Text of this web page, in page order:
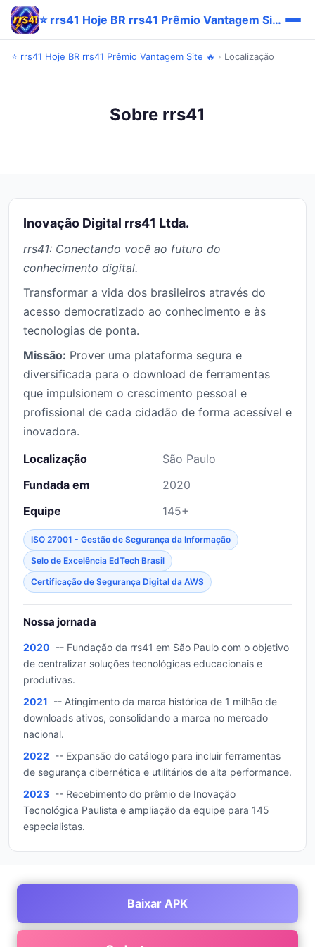
⭐ rrs41 Hoje BR rrs41 Prêmio Vantagem Site 🔥
⭐ rrs41 Hoje BR rrs41 Prêmio Vantagem Site 🔥 › Localização
Sobre rrs41
Inovação Digital rrs41 Ltda.
rrs41: Conectando você ao futuro do
conhecimento digital.
Transformar a vida dos brasileiros através do
acesso democratizado ao conhecimento e às
tecnologias de ponta.
Missão: Prover uma plataforma segura e
diversificada para o download de ferramentas
que impulsionem o crescimento pessoal e
profissional de cada cidadão de forma acessível e
inovadora.
Localização
São Paulo
Fundada em
2020
Equipe
145+
ISO 27001 - Gestão de Segurança da Informação
Selo de Excelência EdTech Brasil
Certificação de Segurança Digital da AWS
Nossa jornada
2020 -- Fundação da rrs41 em São Paulo com o objetivo
de centralizar soluções tecnológicas educacionais e
produtivas.
2021 -- Atingimento da marca histórica de 1 milhão de
downloads ativos, consolidando a marca no mercado
nacional.
2022 -- Expansão do catálogo para incluir ferramentas
de segurança cibernética e utilitários de alta performance.
2023 -- Recebimento do prêmio de Inovação
Tecnológica Paulista e ampliação da equipe para 145
especialistas.
Baixar APK